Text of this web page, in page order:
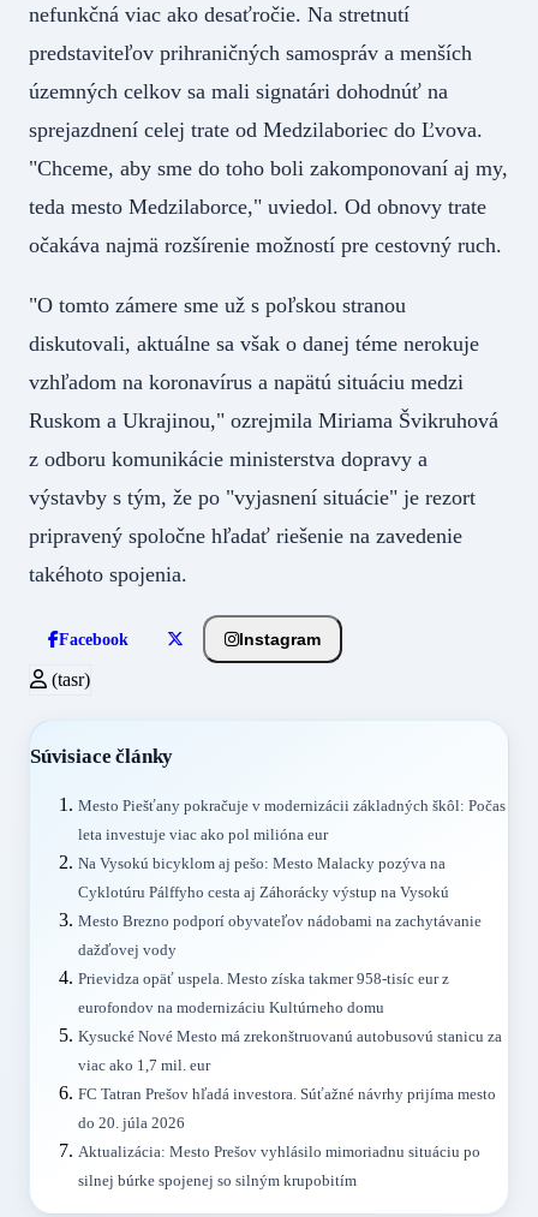
nefunkčná viac ako desaťročie. Na stretnutí
predstaviteľov prihraničných samospráv a menších
územných celkov sa mali signatári dohodnúť na
sprejazdnení celej trate od Medzilaboriec do Ľvova.
"Chceme, aby sme do toho boli zakomponovaní aj my,
teda mesto Medzilaborce," uviedol. Od obnovy trate
očakáva najmä rozšírenie možností pre cestovný ruch.
"O tomto zámere sme už s poľskou stranou
diskutovali, aktuálne sa však o danej téme nerokuje
vzhľadom na koronavírus a napätú situáciu medzi
Ruskom a Ukrajinou," ozrejmila Miriama Švikruhová
z odboru komunikácie ministerstva dopravy a
výstavby s tým, že po "vyjasnení situácie" je rezort
pripravený spoločne hľadať riešenie na zavedenie
takéhoto spojenia.
Facebook Instagram
(tasr)
Súvisiace články
Mesto Piešťany pokračuje v modernizácii základných škôl: Počas
leta investuje viac ako pol milióna eur
Na Vysokú bicyklom aj pešo: Mesto Malacky pozýva na
Cyklotúru Pálffyho cesta aj Záhorácky výstup na Vysokú
Mesto Brezno podporí obyvateľov nádobami na zachytávanie
dažďovej vody
Prievidza opäť uspela. Mesto získa takmer 958-tisíc eur z
eurofondov na modernizáciu Kultúrneho domu
Kysucké Nové Mesto má zrekonštruovanú autobusovú stanicu za
viac ako 1,7 mil. eur
FC Tatran Prešov hľadá investora. Súťažné návrhy prijíma mesto
do 20. júla 2026
Aktualizácia: Mesto Prešov vyhlásilo mimoriadnu situáciu po
silnej búrke spojenej so silným krupobitím